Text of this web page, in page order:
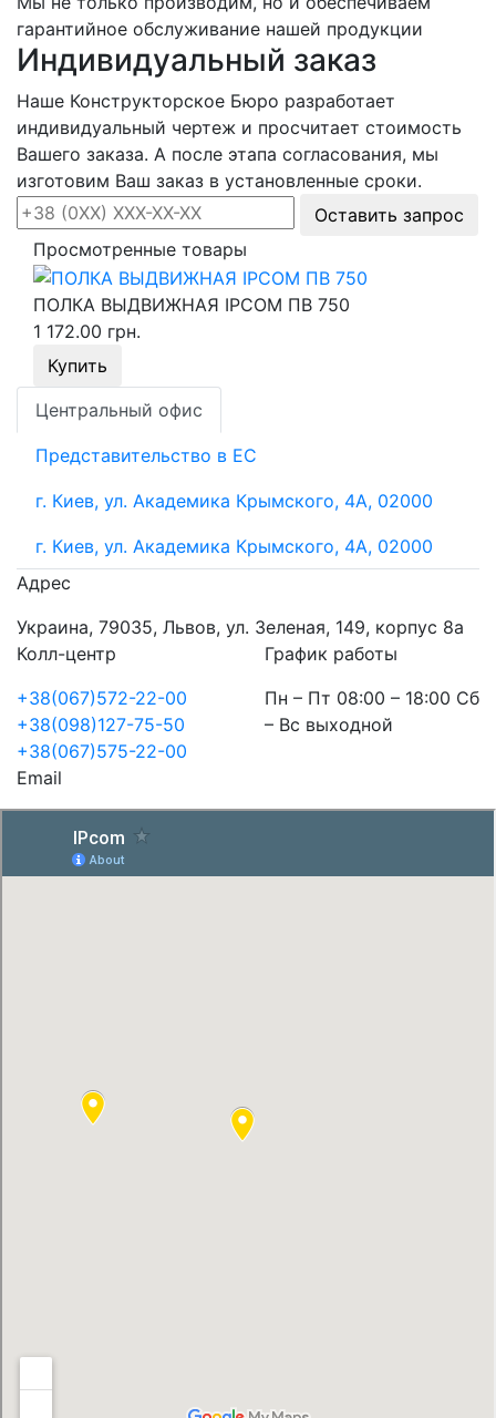
гарантийное обслуживание нашей продукции
Индивидуальный заказ
Наше Конструкторское Бюро разработает
индивидуальный чертеж и просчитает стоимость
Вашего заказа. А после этапа согласования, мы
изготовим Ваш заказ в установленные сроки.
Оставить запрос
Просмотренные товары
ПОЛКА ВЫДВИЖНАЯ IPCOM ПВ 750
1 172.00 грн.
Купить
Центральный офис
Представительство в ЕС
г. Киев, ул. Академика Крымского, 4А, 02000
г. Киев, ул. Академика Крымского, 4А, 02000
Адрес
Украина, 79035, Львов, ул. Зеленая, 149, корпус 8а
Колл-центр
+38(067)572-22-00
+38(098)127-75-50
+38(067)575-22-00
График работы
Пн – Пт 08:00 – 18:00 Сб
– Вс выходной
Email